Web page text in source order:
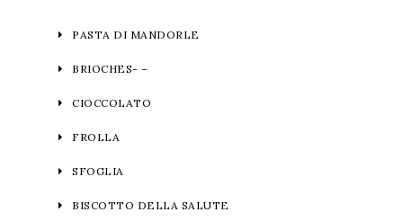
PASTA DI MANDORLE
BRIOCHES- –
CIOCCOLATO
FROLLA
SFOGLIA
BISCOTTO DELLA SALUTE